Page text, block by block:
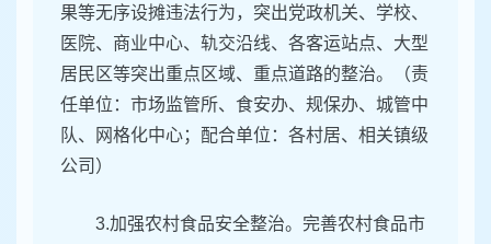
果等无序设摊违法行为，突出党政机关、学校、
医院、商业中心、轨交沿线、各客运站点、大型
居民区等突出重点区域、重点道路的整治。（责
任单位：市场监管所、食安办、规保办、城管中
队、网格化中心；配合单位：各村居、相关镇级
公司）
3.加强农村食品安全整治。完善农村食品市